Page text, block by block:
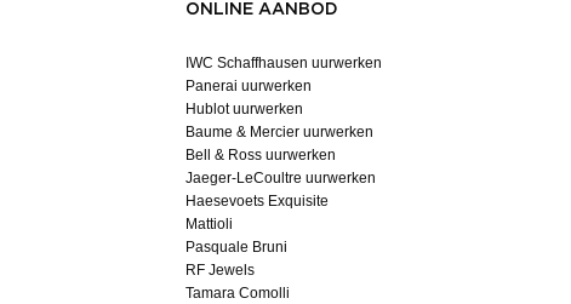
ONLINE AANBOD
IWC Schaffhausen uurwerken
Panerai uurwerken
Hublot uurwerken
Baume & Mercier uurwerken
Bell & Ross uurwerken
Jaeger-LeCoultre uurwerken
Haesevoets Exquisite
Mattioli
Pasquale Bruni
RF Jewels
Tamara Comolli